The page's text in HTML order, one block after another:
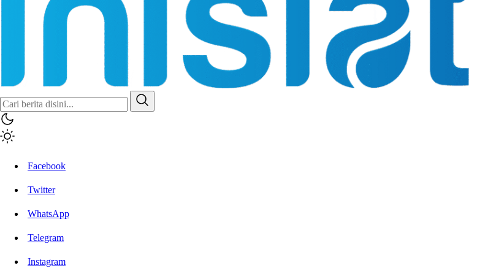
Facebook
Twitter
WhatsApp
Telegram
Instagram